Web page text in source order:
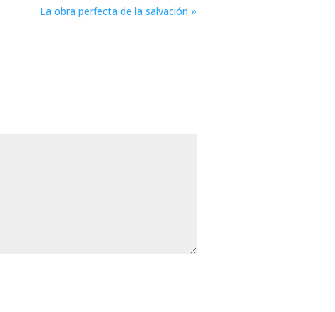
La obra perfecta de la salvación »